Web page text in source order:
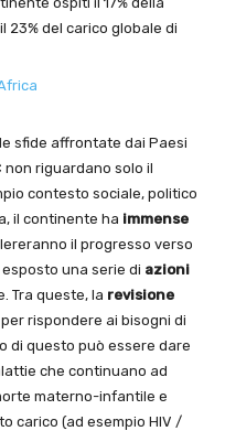
23% del carico globale di
sfide affrontate dai Paesi
non riguardano solo il
contesto sociale, politico
il continente ha immense
il progresso verso
esposto una serie di azioni
Tra queste, la revisione
per rispondere ai bisogni di
di questo può essere dare
che continuano ad
materno-infantile e
carico (ad esempio HIV /